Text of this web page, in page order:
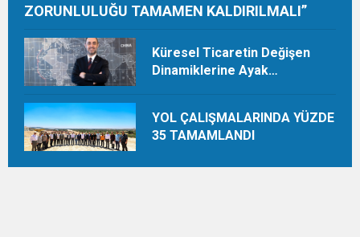
ZORUNLULUĞU TAMAMEN KALDIRILMALI”
Küresel Ticaretin Değişen
Dinamiklerine Ayak
YOL ÇALIŞMALARINDA YÜZDE
35 TAMAMLANDI